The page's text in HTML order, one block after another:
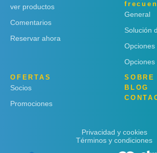
ver productos
Comentarios
Reservar ahora
General
Solución
Opciones
OFERTAS
Socios
Promociones
SOBRE
BLOG
Privacidad y cookies
Términos y condiciones